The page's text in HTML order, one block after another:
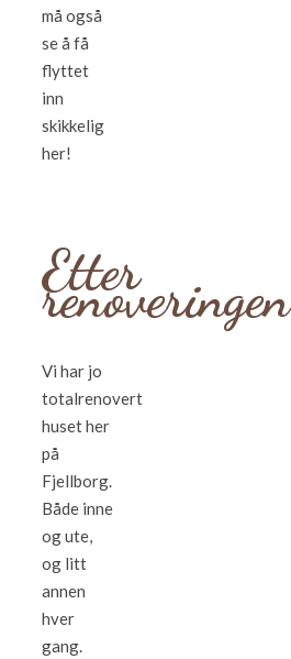
må også
se å få
flyttet
inn
skikkelig
her!
Etter
renoveringen
Vi har jo
totalrenovert
huset her
på
Fjellborg.
Både inne
og ute,
og litt
annen
hver
gang.